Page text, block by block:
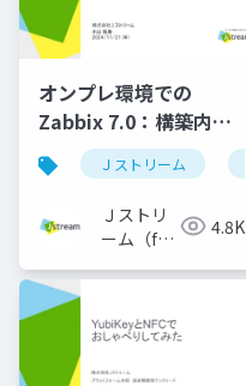
オンプレ環境での
Zabbix 7.0：構築内容
と気づきの共有 ー
Zabbix Conference
Japan 20241121
Ｊストリーム
Ｊストリ
ーム（for
4.8K